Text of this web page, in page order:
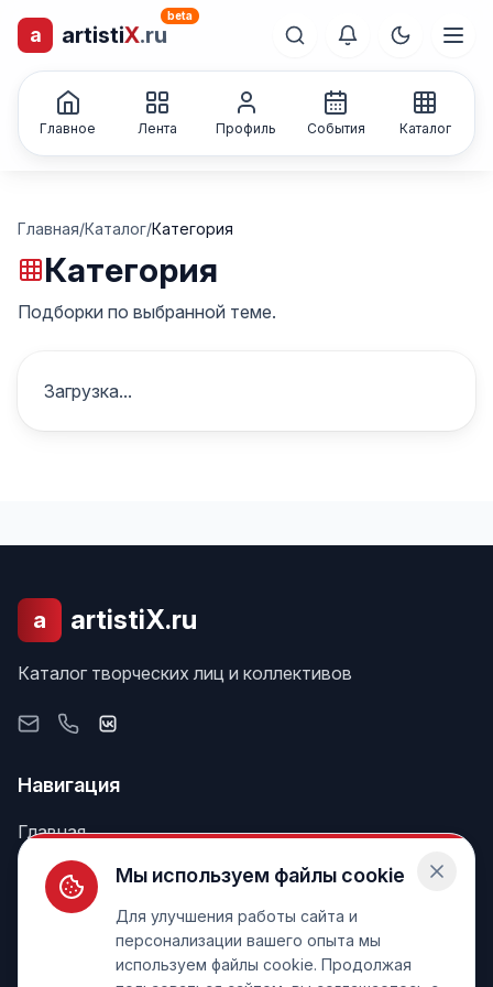
a artistiX.ru
Каталог творческих
лиц и коллективов
beta
Главное Лента Профиль События Каталог
Главная/Каталог/Категория
Категория
Подборки по выбранной теме.
Загрузка...
a artistiX.ru
Каталог творческих лиц и коллективов
Навигация
Главная
Поиск
Лента
Информация
Мы используем файлы cookie
Для улучшения работы сайта и
персонализации вашего опыта мы
используем файлы cookie. Продолжая